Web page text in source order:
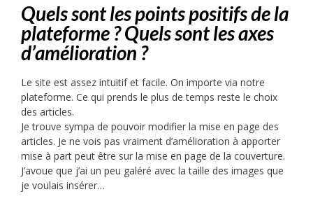
Quels sont les points positifs de la
plateforme ? Quels sont les axes
d’amélioration ?
Le site est assez intuitif et facile. On importe via notre
plateforme. Ce qui prends le plus de temps reste le choix
des articles.
Je trouve sympa de pouvoir modifier la mise en page des
articles. Je ne vois pas vraiment d’amélioration à apporter
mise à part peut être sur la mise en page de la couverture.
J’avoue que j’ai un peu galéré avec la taille des images que
je voulais insérer…